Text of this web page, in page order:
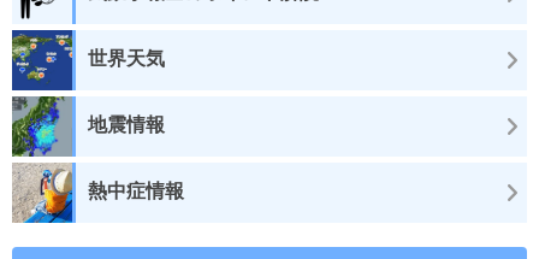
世界天気
地震情報
熱中症情報